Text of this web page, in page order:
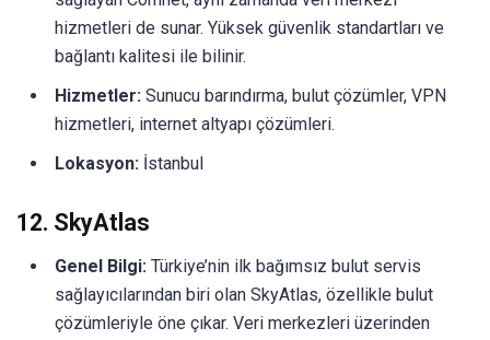
hizmetleri de sunar. Yüksek güvenlik standartları ve
bağlantı kalitesi ile bilinir.
Hizmetler: Sunucu barındırma, bulut çözümler, VPN
hizmetleri, internet altyapı çözümleri.
Lokasyon: İstanbul
12. SkyAtlas
Genel Bilgi: Türkiye’nin ilk bağımsız bulut servis
sağlayıcılarından biri olan SkyAtlas, özellikle bulut
çözümleriyle öne çıkar. Veri merkezleri üzerinden